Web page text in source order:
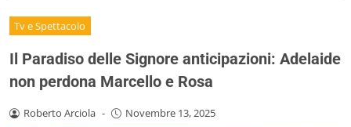
Tv e Spettacolo
Il Paradiso delle Signore anticipazioni: Adelaide
non perdona Marcello e Rosa
Roberto Arciola - Novembre 13, 2025